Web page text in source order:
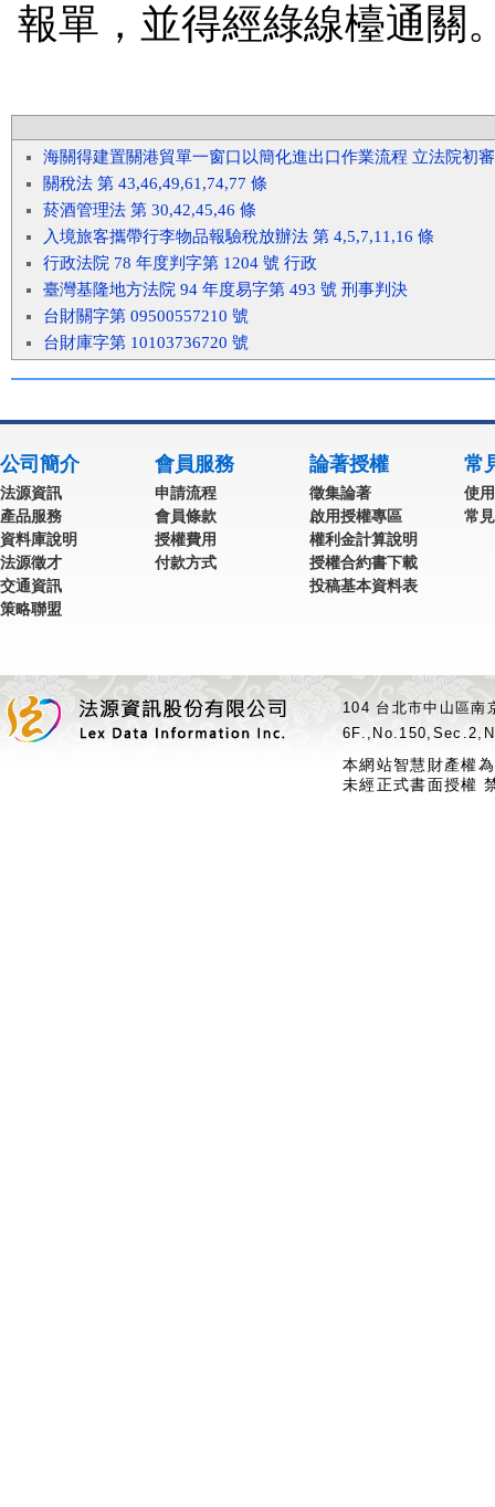
報單，並得經綠線檯通關
海關得建置關港貿單一窗口以簡化進出口作業流程 立法院初
關稅法 第 43,46,49,61,74,77 條
菸酒管理法 第 30,42,45,46 條
入境旅客攜帶行李物品報驗稅放辦法 第 4,5,7,11,16 條
行政法院 78 年度判字第 1204 號 行政
臺灣基隆地方法院 94 年度易字第 493 號 刑事判決
台財關字第 09500557210 號
台財庫字第 10103736720 號
公司簡介
法源資訊
產品服務
資料庫說明
法源徵才
交通資訊
策略聯盟
會員服務
申請流程
會員條款
授權費用
付款方式
論著授權
徵集論著
啟用授權專區
權利金計算說明
授權合約書下載
投稿基本資料表
常
使
常
104 台北市中山區
本網站智慧財產權
未經正式書面授權